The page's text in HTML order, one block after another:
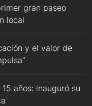
gran paseo
local
y el valor de
años: inauguró su